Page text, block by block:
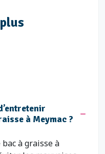
à Meymac ?
à graisse à